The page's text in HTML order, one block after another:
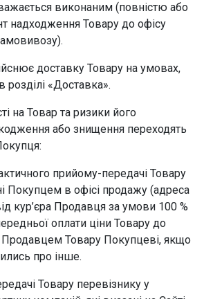
виконаним (повністю або
надходження Товару до офісу
доставку Товару на умовах,
розділі «Доставка».
на Товар та ризики його
або знищення переходять
прийому-передачі Товару
Покупцем в офісі продажу (адреса
кур’єра Продавця за умови 100 %
оплати ціни Товару до
Продавцем Товару Покупцеві, якщо
про інше.
Товару перевізнику у